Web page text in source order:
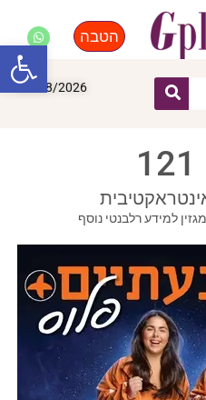
הטבה
09/08/2026
למידע רלבנטי נוסף
פתח